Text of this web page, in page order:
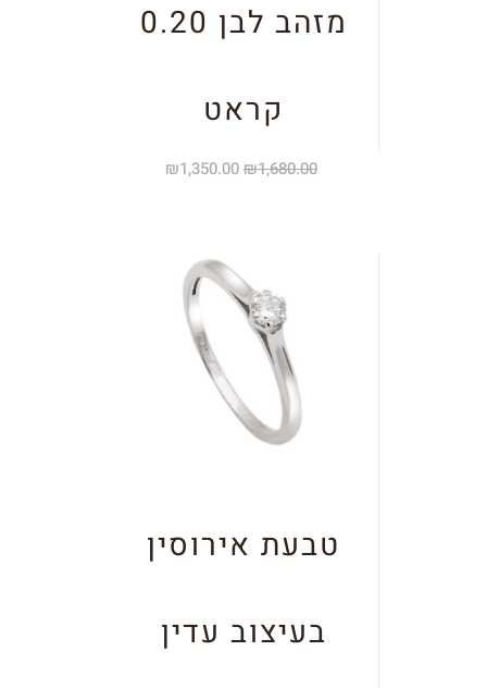
מזהב לבן 0.20
קראט
₪1,680.00
₪1,350.00
טבעת אירוסין
בעיצוב עדין